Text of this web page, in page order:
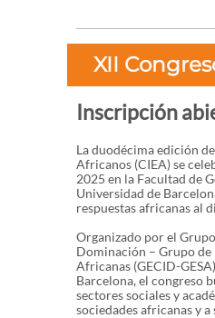
XII
Inscripción
La duodécima edición
Africanos (CIEA) se
2025 en la Facultad de
Universidad de
respuestas africanas al
Organizado por el
Dominación – Grupo de
Africanas (GECID-
Barcelona, el congreso
sectores sociales y
sociedades africanas y a